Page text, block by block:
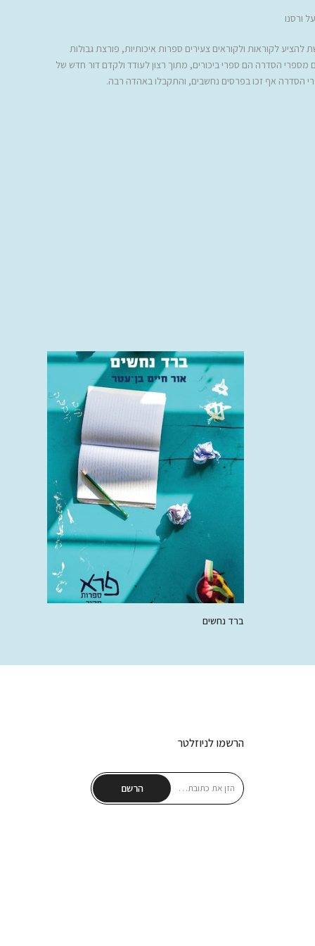
ורסנו
לקוראות ולקוראים צעירים ספרות איכותיות, פורצת גבולות
מספרי הסדרה הם ספרי ביכורים, מתוך רצון לעודד ולקדם דור חדש של
הסדרה אף זכו בפרסים נחשבים, והתקבלו באהדה רבה.
ברד נחשים
הרשמו לניוזלטר
הרשם